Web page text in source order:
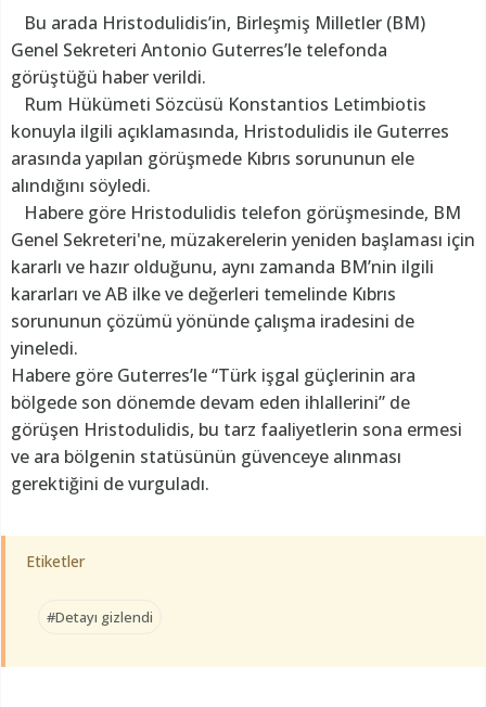
Bu arada Hristodulidis’in, Birleşmiş Milletler (BM)
Genel Sekreteri Antonio Guterres’le telefonda
görüştüğü haber verildi.
Rum Hükümeti Sözcüsü Konstantios Letimbiotis
konuyla ilgili açıklamasında, Hristodulidis ile Guterres
arasında yapılan görüşmede Kıbrıs sorununun ele
alındığını söyledi.
Habere göre Hristodulidis telefon görüşmesinde, BM
Genel Sekreteri'ne, müzakerelerin yeniden başlaması için
kararlı ve hazır olduğunu, aynı zamanda BM’nin ilgili
kararları ve AB ilke ve değerleri temelinde Kıbrıs
sorununun çözümü yönünde çalışma iradesini de
yineledi.
Habere göre Guterres’le “Türk işgal güçlerinin ara
bölgede son dönemde devam eden ihlallerini” de
görüşen Hristodulidis, bu tarz faaliyetlerin sona ermesi
ve ara bölgenin statüsünün güvenceye alınması
gerektiğini de vurguladı.
Etiketler
#Detayı gizlendi